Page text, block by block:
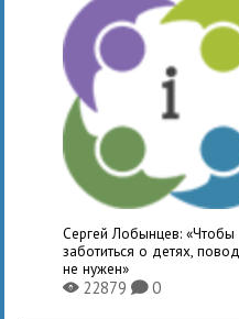
Сергей Лобынцев: «Чтобы
заботиться о детях, повод
не нужен»
X22879K0